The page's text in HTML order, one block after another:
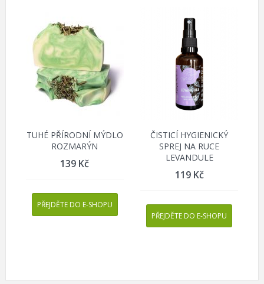
TUHÉ PŘÍRODNÍ MÝDLO
ROZMARÝN
139 Kč
PŘEJDĚTE DO E-SHOPU
ČISTICÍ HYGIENICKÝ
SPREJ NA RUCE
LEVANDULE
119 Kč
PŘEJDĚTE DO E-SHOPU